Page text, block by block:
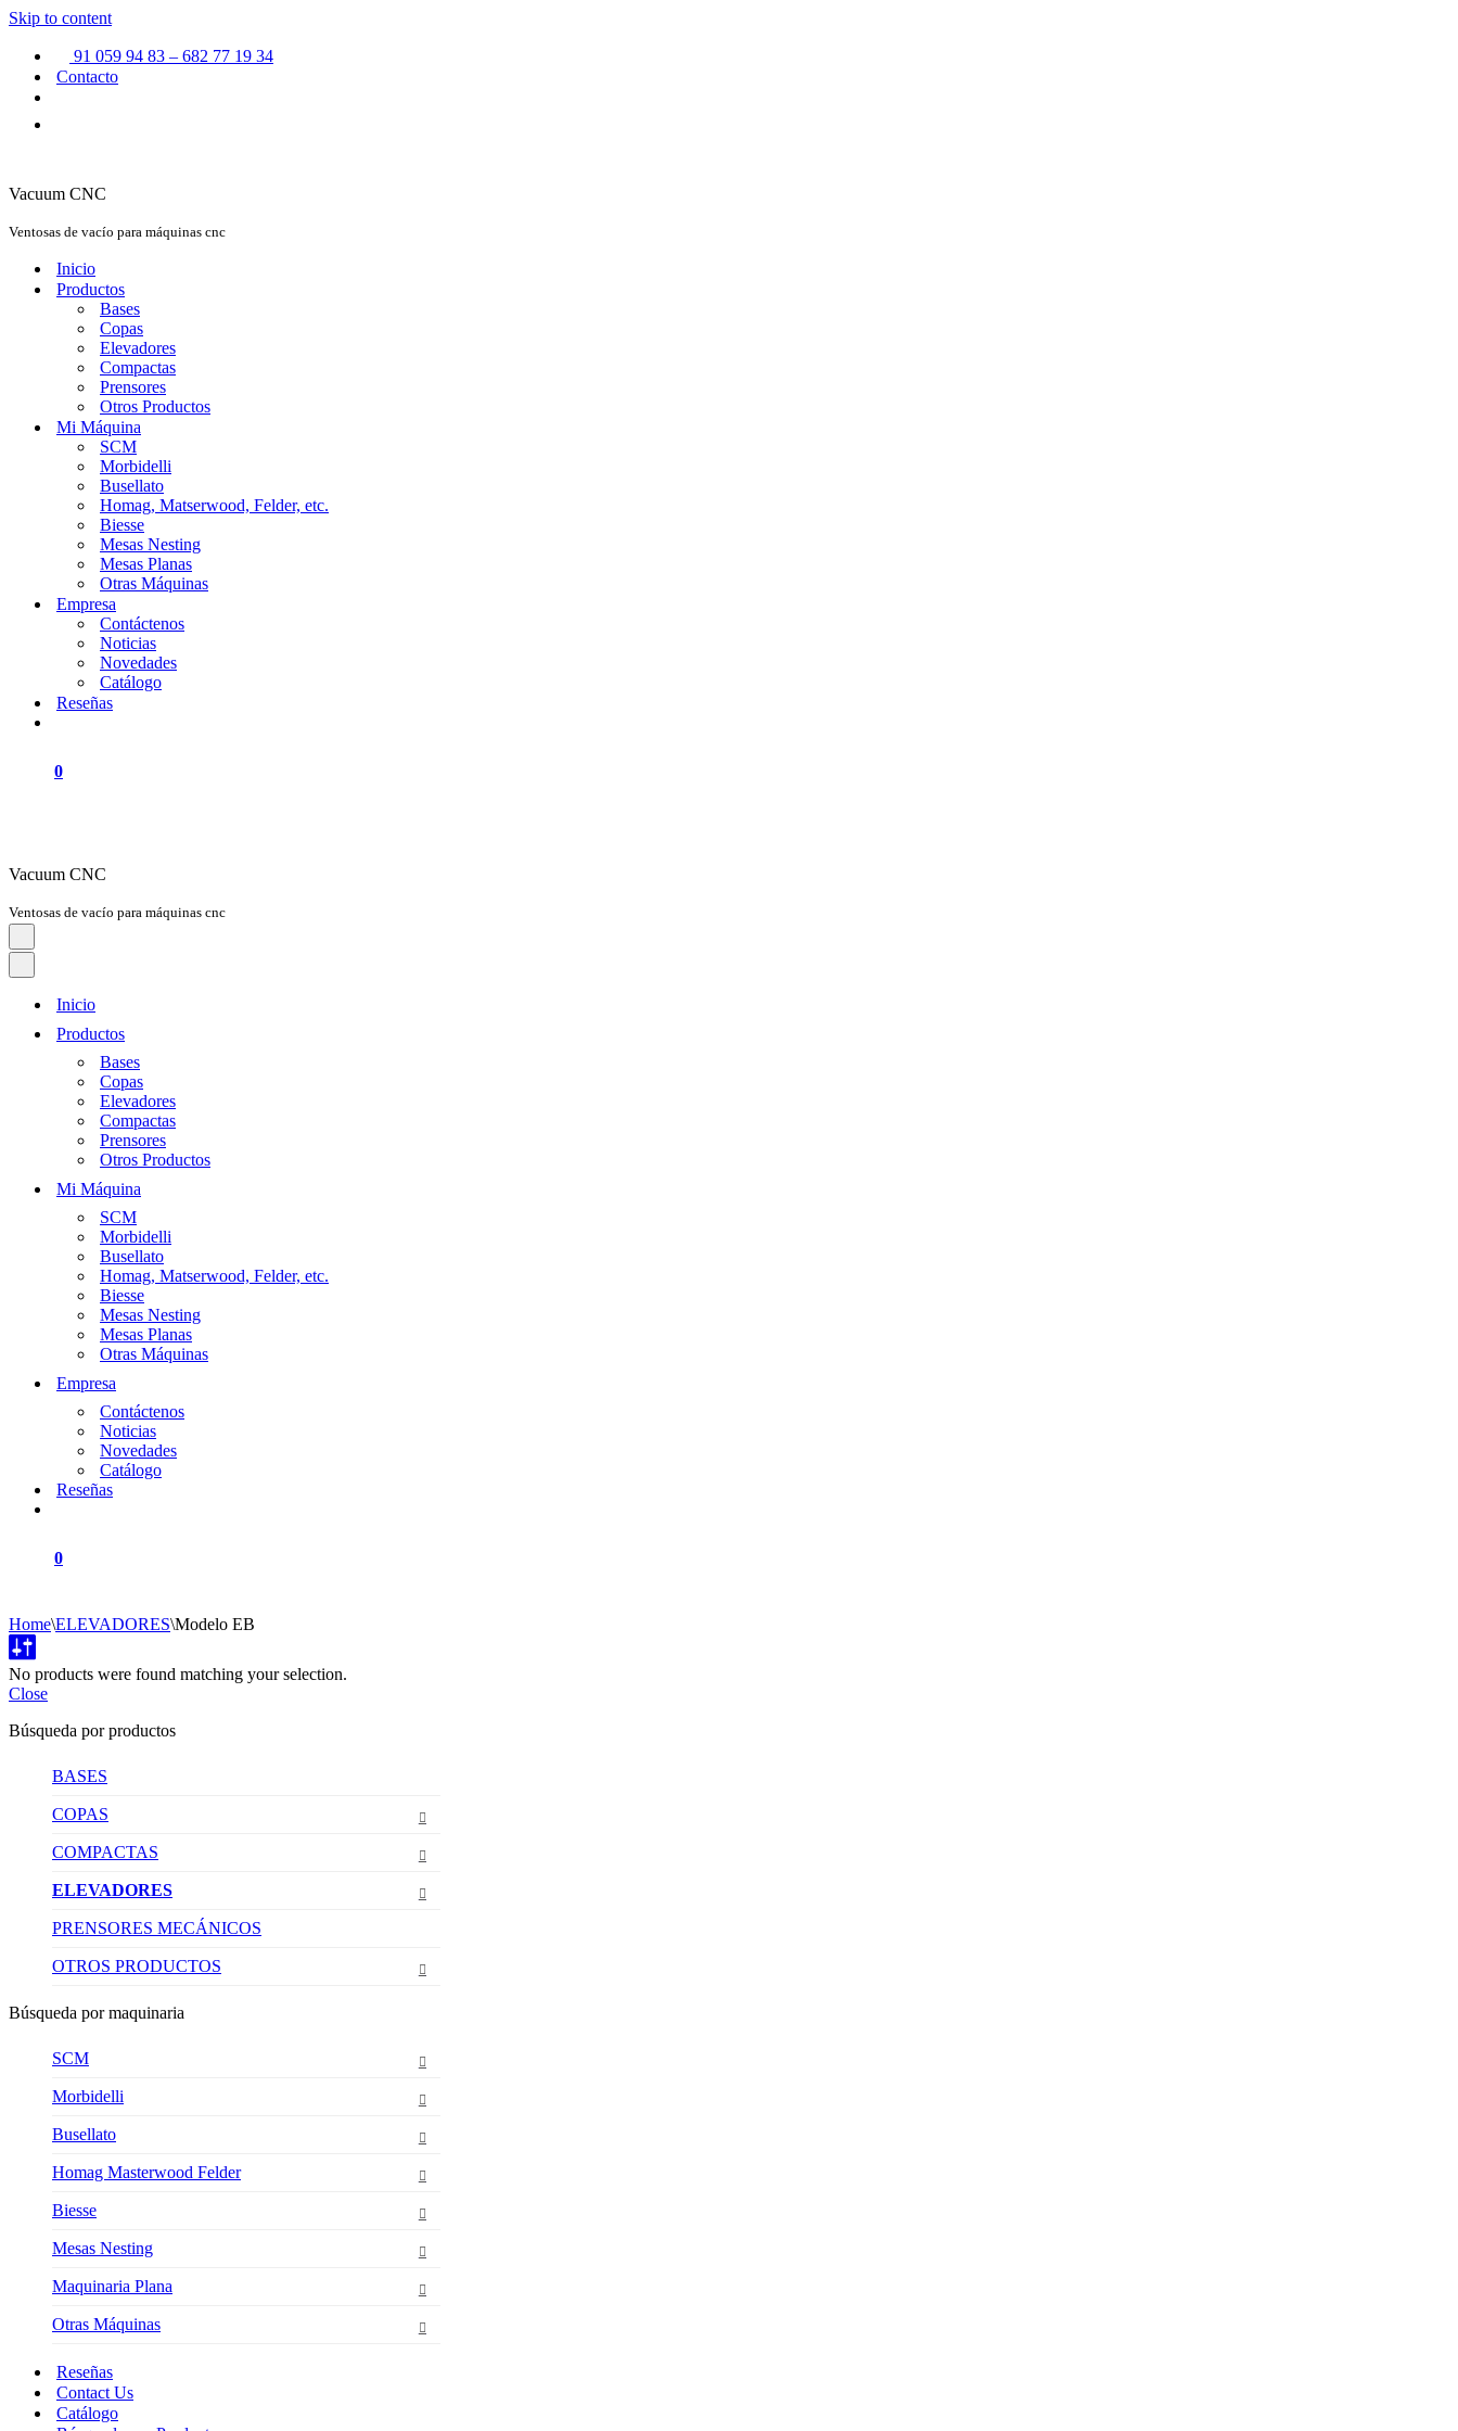
Skip to content
91 059 94 83 – 682 77 19 34
Contacto
Vacuum CNC
Ventosas de vacío para máquinas cnc
Inicio
Productos
Bases
Copas
Elevadores
Compactas
Prensores
Otros Productos
Mi Máquina
SCM
Morbidelli
Busellato
Homag, Matserwood, Felder, etc.
Biesse
Mesas Nesting
Mesas Planas
Otras Máquinas
Empresa
Contáctenos
Noticias
Novedades
Catálogo
Reseñas
0
Vacuum CNC
Ventosas de vacío para máquinas cnc
Navigation
Menu
Navigation
Inicio
Productos
Bases
Copas
Elevadores
Compactas
Prensores
Otros Productos
Mi Máquina
SCM
Morbidelli
Busellato
Homag, Matserwood, Felder, etc.
Biesse
Mesas Nesting
Mesas Planas
Otras Máquinas
Empresa
Contáctenos
Noticias
Novedades
Catálogo
Reseñas
0
Home\ELEVADORES\Modelo EB
No products were found matching your selection.
Close
Búsqueda por productos
BASES
COPAS
COMPACTAS
ELEVADORES
PRENSORES MECÁNICOS
OTROS PRODUCTOS
Búsqueda por maquinaria
SCM
Morbidelli
Busellato
Homag Masterwood Felder
Biesse
Mesas Nesting
Maquinaria Plana
Otras Máquinas
Reseñas
Contact Us
Catálogo